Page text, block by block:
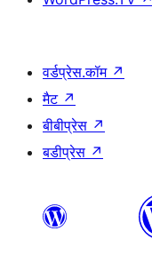
वर्डप्रेस.कॉम ↗
मैट ↗
बीबीप्रेस ↗
बडीप्रेस ↗